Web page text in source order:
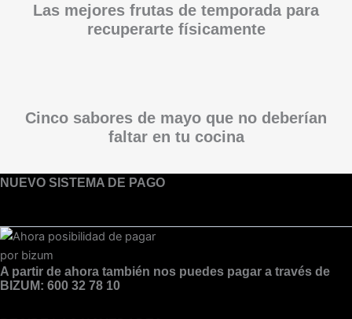
Las mejores frutas de temporada para
recuperarte físicamente
Cinco sabores de mayo que no deberían
faltar en tu cocina
NUEVO SISTEMA DE PAGO
A partir de ahora también nos puedes pagar a través de
BIZUM: 600 32 78 10